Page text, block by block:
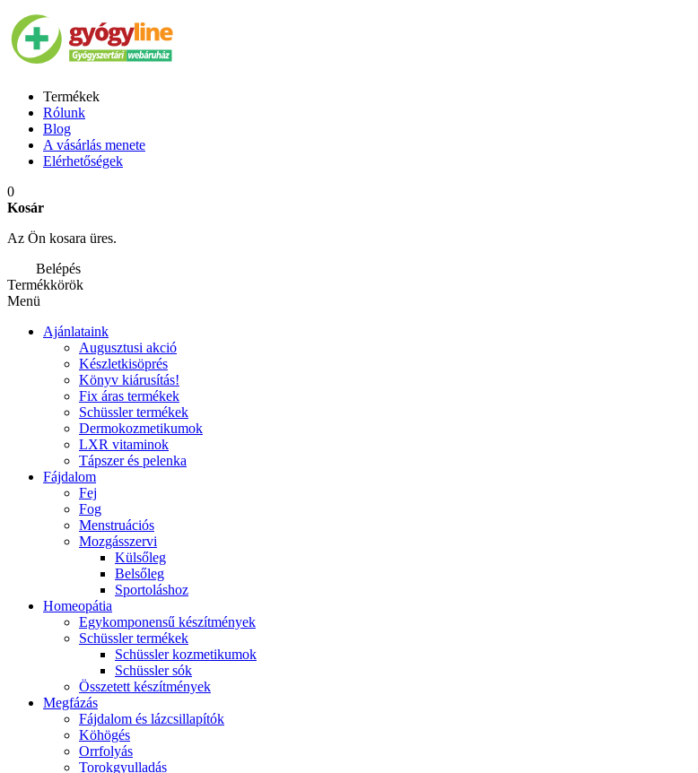
Termékek
Rólunk
Blog
A vásárlás menete
Elérhetőségek
0
Kosár
Az Ön kosara üres.
Belépés
Termékkörök
Menü
Ajánlataink
Augusztusi akció
Készletkisöprés
Könyv kiárusítás!
Fix áras termékek
Schüssler termékek
Dermokozmetikumok
LXR vitaminok
Tápszer és pelenka
Fájdalom
Fej
Fog
Menstruációs
Mozgásszervi
Külsőleg
Belsőleg
Sportoláshoz
Homeopátia
Egykomponensű készítmények
Schüssler termékek
Schüssler kozmetikumok
Schüssler sók
Összetett készítmények
Megfázás
Fájdalom és lázcsillapítók
Köhögés
Orrfolyás
Torokgyulladás